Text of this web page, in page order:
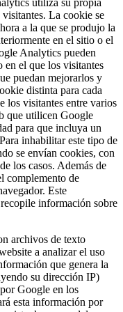
utiliza su propia
La cookie se
a la que se produjo la
en el sitio o el
Analytics pueden
en el que los visitantes
puedan mejorarlos y
distinta para cada
los visitantes entre varios
que utilicen Google
para que incluya un
inhabilitar este tipo de
se envían cookies, con
los casos. Además de
complemento de
Este
información sobre
archivos de texto
a analizar el uso
que genera la
su dirección IP)
Google en los
esta información por